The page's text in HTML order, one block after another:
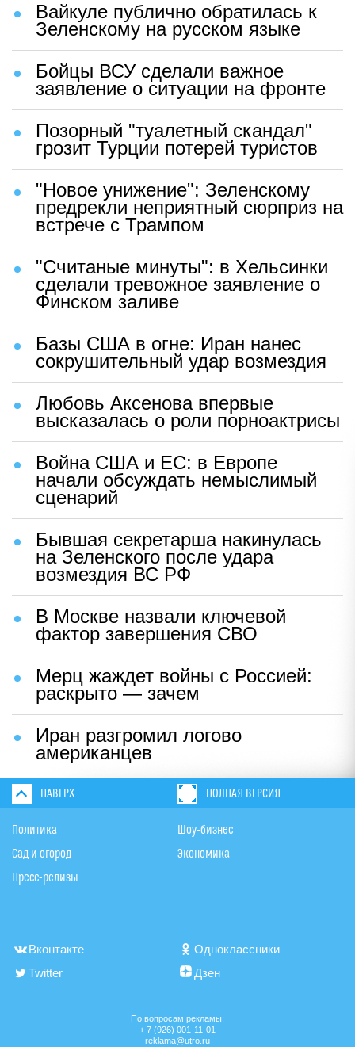
Вайкуле публично обратилась к
Зеленскому на русском языке
Бойцы ВСУ сделали важное
заявление о ситуации на фронте
Позорный "туалетный скандал"
грозит Турции потерей туристов
"Новое унижение": Зеленскому
предрекли неприятный сюрприз на
встрече с Трампом
"Считаные минуты": в Хельсинки
сделали тревожное заявление о
Финском заливе
Базы США в огне: Иран нанес
сокрушительный удар возмездия
Любовь Аксенова впервые
высказалась о роли порноактрисы
Война США и ЕС: в Европе
начали обсуждать немыслимый
сценарий
Бывшая секретарша накинулась
на Зеленского после удара
возмездия ВС РФ
В Москве назвали ключевой
фактор завершения СВО
Мерц жаждет войны с Россией:
раскрыто — зачем
Иран разгромил логово
американцев
НАВЕРХ ПОЛНАЯ ВЕРСИЯ
Политика
Сад и огород
Пресс-релизы
Шоу-бизнес
Экономика
Вконтакте
Одноклассники
Twitter
Дзен
По вопросам рекламы:
+ 7 (926) 001-11-01
reklama@utro.ru